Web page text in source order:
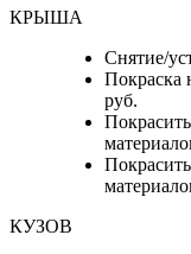
КРЫША
Снятие/
Покраска
руб.
КУЗОВ